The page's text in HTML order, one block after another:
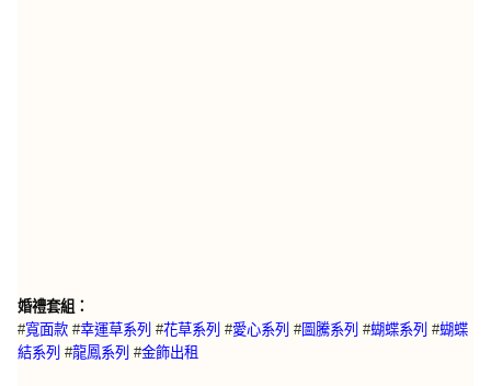
婚禮套組：
#寬面款 #幸運草系列 #花草系列 #愛心系列 #圖騰系列 #蝴蝶系列 #蝴蝶
結系列 #龍鳳系列 #金飾出租